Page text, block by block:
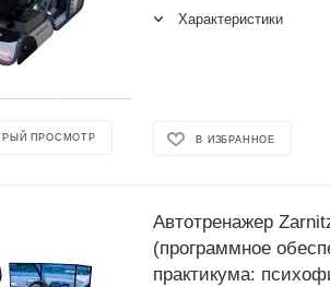
ПРОСМОТР
Характеристики
В ИЗБРАННОЕ
Автотренажер
(программное
практикума: